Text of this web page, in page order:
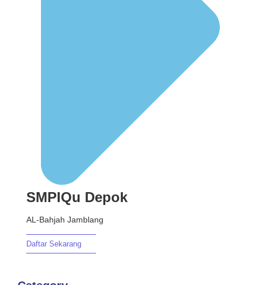
SMPIQu Depok
AL-Bahjah Jamblang
Daftar Sekarang